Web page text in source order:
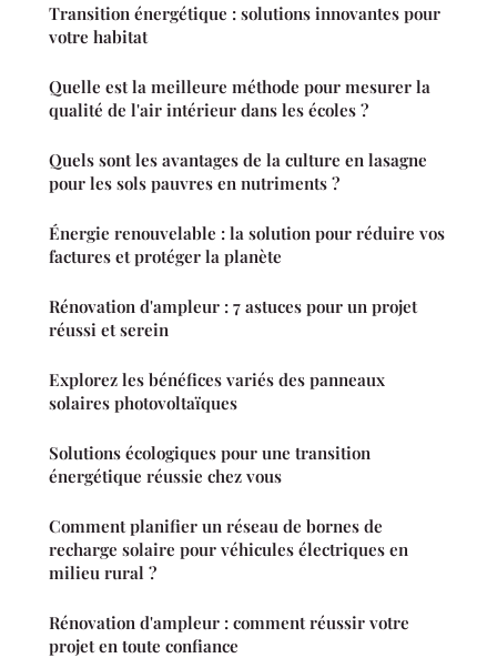
Transition énergétique : solutions innovantes pour
votre habitat
Quelle est la meilleure méthode pour mesurer la
qualité de l'air intérieur dans les écoles ?
Quels sont les avantages de la culture en lasagne
pour les sols pauvres en nutriments ?
Énergie renouvelable : la solution pour réduire vos
factures et protéger la planète
Rénovation d'ampleur : 7 astuces pour un projet
réussi et serein
Explorez les bénéfices variés des panneaux
solaires photovoltaïques
Solutions écologiques pour une transition
énergétique réussie chez vous
Comment planifier un réseau de bornes de
recharge solaire pour véhicules électriques en
milieu rural ?
Rénovation d'ampleur : comment réussir votre
projet en toute confiance